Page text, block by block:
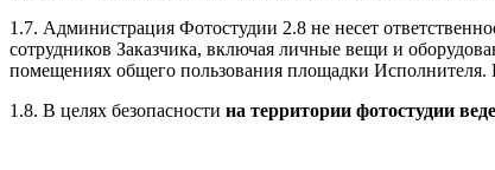
1.7. Администрация Фотостудии 2.8 не несет
сотрудников Заказчика, включая личные вещи и
помещениях общего пользования площадки Исполнителя.
1.8. В целях безопасности на территории фотостудии